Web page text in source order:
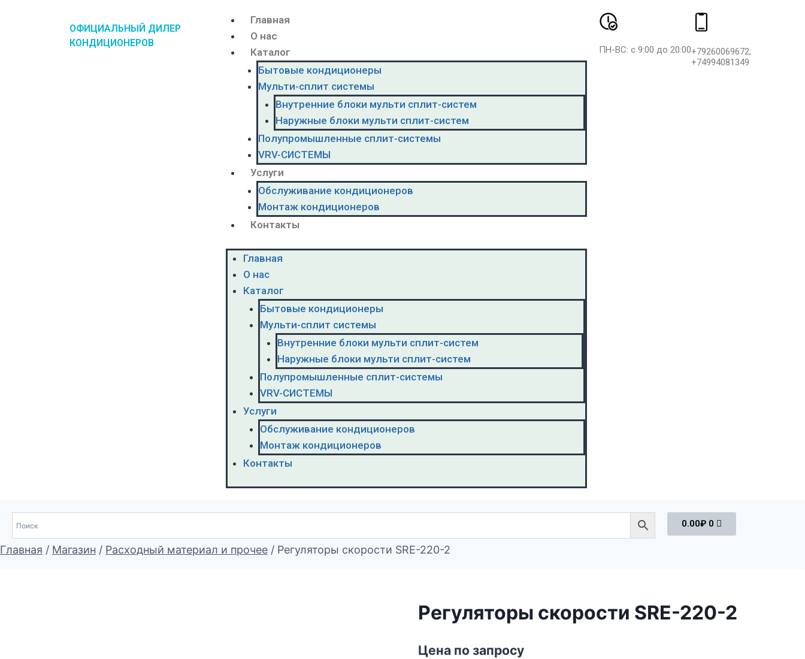
ОФИЦИАЛЬНЫЙ ДИЛЕР
КОНДИЦИОНЕРОВ
Главная
О нас
Каталог
Бытовые кондиционеры
Мульти-сплит системы
Внутренние блоки мульти сплит-систем
Наружные блоки мульти сплит-систем
Полупромышленные сплит-системы
VRV-CИСТЕМЫ
Услуги
Обслуживание кондиционеров
Монтаж кондиционеров
Контакты
Главная
О нас
Каталог
Бытовые кондиционеры
Мульти-сплит системы
Внутренние блоки мульти сплит-систем
Наружные блоки мульти сплит-систем
Полупромышленные сплит-системы
VRV-CИСТЕМЫ
Услуги
Обслуживание кондиционеров
Монтаж кондиционеров
Контакты
ПН-ВС: с 9:00 до 20:00+79260069672;
+74994081349
0.00₽ 0
Главная / Магазин / Расходный материал и прочее / Регуляторы скорости SRE-220-2
Регуляторы скорости SRE-220-2
Цена по запросу